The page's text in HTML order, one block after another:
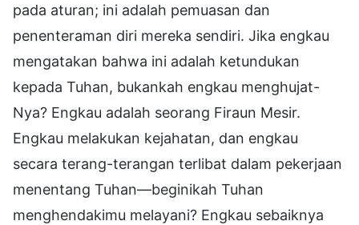
pada aturan; ini adalah pemuasan dan
penenteraman diri mereka sendiri. Jika engkau
mengatakan bahwa ini adalah ketundukan
kepada Tuhan, bukankah engkau menghujat-
Nya? Engkau adalah seorang Firaun Mesir.
Engkau melakukan kejahatan, dan engkau
secara terang-terangan terlibat dalam pekerjaan
menentang Tuhan—beginikah Tuhan
menghendakimu melayani? Engkau sebaiknya